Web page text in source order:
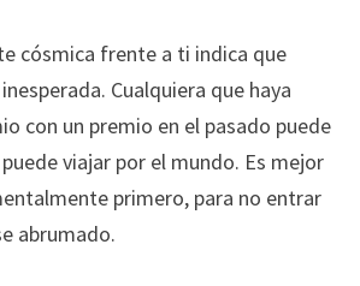
cósmica frente a ti indica que
Cualquiera que haya
con un premio en el pasado puede
viajar por el mundo. Es mejor
primero, para no entrar
abrumado.